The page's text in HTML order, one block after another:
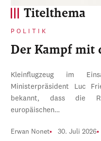
Titelthema
POLITIK
Der Kampf mit
Kleinflugzeug im
Ministerpräsident Luc
bekannt, dass die
europäischen…
Erwan Nonet 30. Juli 2026